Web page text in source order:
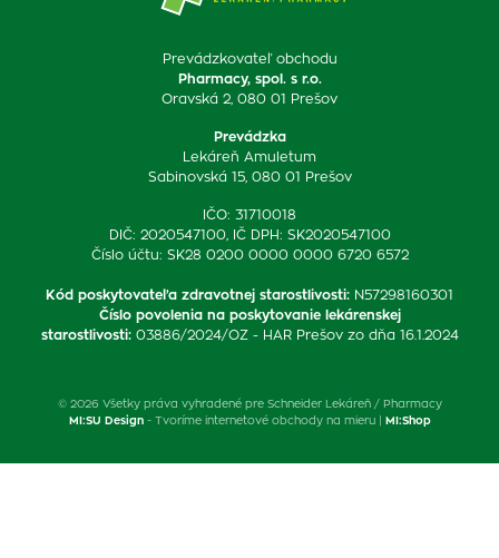
Prevádzkovateľ obchodu
Pharmacy, spol. s r.o.
Oravská 2, 080 01 Prešov
Prevádzka
Lekáreň Amuletum
Sabinovská 15, 080 01 Prešov
IČO: 31710018
DIČ: 2020547100, IČ DPH: SK2020547100
Číslo účtu: SK28 0200 0000 0000 6720 6572
Kód poskytovateľa zdravotnej starostlivosti: N57298160301
Číslo povolenia na poskytovanie lekárenskej
starostlivosti: 03886/2024/OZ - HAR Prešov zo dňa 16.1.2024
© 2026 Všetky práva vyhradené pre Schneider Lekáreň / Pharmacy
MI:SU Design- Tvoríme internetové obchody na mieru | MI:Shop